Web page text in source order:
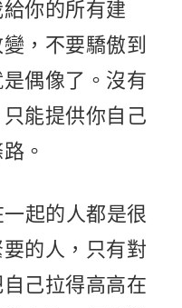
你的所有建
，不要驕傲到
偶像了。沒有
能提供你自己
。
起的人都是很
的人，只有對
己拉得高高在